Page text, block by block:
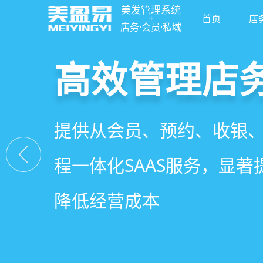
美发管理系统
+
店务·会员·私域
首页 店
美容美发管
店务+拓客+020一体化，
店经营管理需求
高效管理店
提供从会员、预约、收银
程一体化SAAS服务，显
降低经营成本
社交裂变拓
基于拼团、砍价、分销、
交营销玩法，海量爆款方
引爆门店客流
小程序商城
小程序链接商家、手艺人
线下，让口碑传播有抓手
盘活私域流量